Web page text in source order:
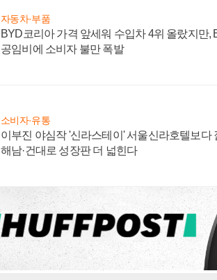
자동차·부품
BYD코리아 가격 앞세워 수입차 4위 올랐지만,
공임비에 소비자 불만 폭발
소비자·유통
이부진 야심작 '신라스테이' 서울신라호텔보다
해남·건대로 성장판 더 넓힌다